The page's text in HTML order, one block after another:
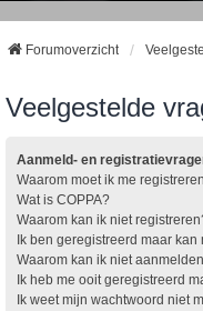
Forumoverzicht
Veelgestelde
Aanmeld- en
Waarom moet ik me
Wat is COPPA?
Waarom kan ik niet
Ik ben geregistreerd maar
Waarom kan ik niet
Ik heb me ooit geregistreerd
Ik weet mijn wachtwoord niet